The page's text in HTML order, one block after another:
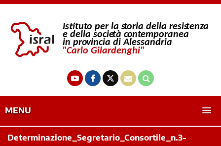
MENU
Determinazione_Segretario_Consortile_n.3-